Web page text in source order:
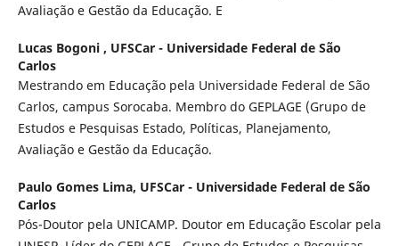
Avaliação e Gestão da Educação. E
Lucas Bogoni , UFSCar - Universidade Federal de São
Carlos
Mestrando em Educação pela Universidade Federal de São
Carlos, campus Sorocaba. Membro do GEPLAGE (Grupo de
Estudos e Pesquisas Estado, Políticas, Planejamento,
Avaliação e Gestão da Educação.
Paulo Gomes Lima, UFSCar - Universidade Federal de São
Carlos
Pós-Doutor pela UNICAMP. Doutor em Educação Escolar pela